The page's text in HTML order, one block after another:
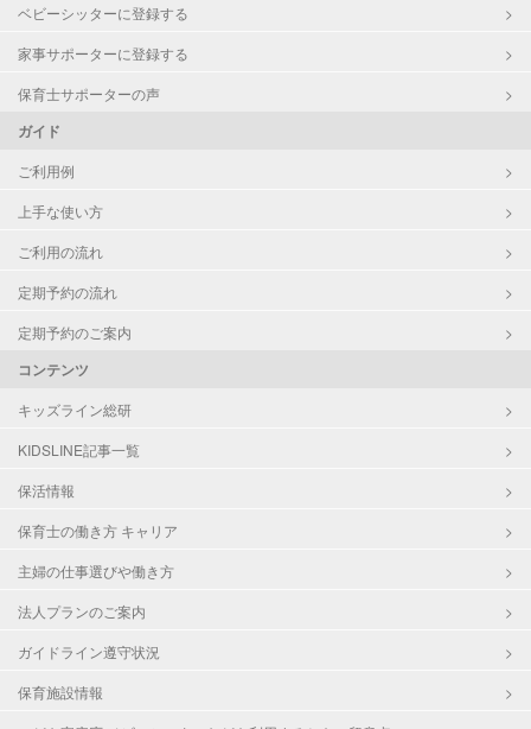
ベビーシッターに登録する
家事サポーターに登録する
保育士サポーターの声
ガイド
ご利用例
上手な使い方
ご利用の流れ
定期予約の流れ
定期予約のご案内
コンテンツ
キッズライン総研
KIDSLINE記事一覧
保活情報
保育士の働き方 キャリア
主婦の仕事選びや働き方
法人プランのご案内
ガイドライン遵守状況
保育施設情報